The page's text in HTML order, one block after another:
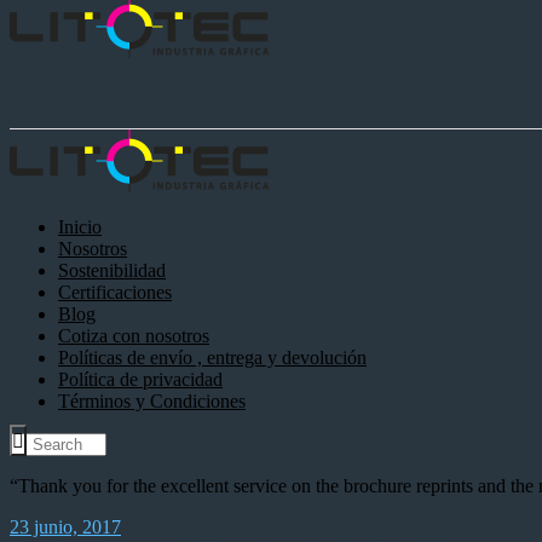
Inicio
Nosotros
Sostenibilidad
Certificaciones
Blog
Cotiza con nosotros
Políticas de envío , entrega y devolución
Política de privacidad
Términos y Condiciones
“Thank you for the excellent service on the brochure reprints and
23 junio, 2017